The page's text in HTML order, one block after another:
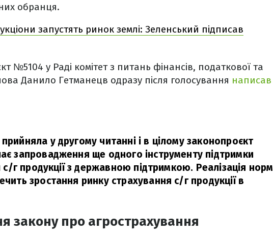
обранця.
запустять ринок землі: Зеленський підписав
№5104 у Раді комітет з питань фінансів, податкової та
Данило Гетманецв одразу після голосування написав
у другому читанні і в цілому законопроєкт
запровадження ще одного інструменту підтримки
с/г продукції з державною підтримкою. Реалізація норм
зростання ринку страхування с/г продукції в
закону про агрострахування